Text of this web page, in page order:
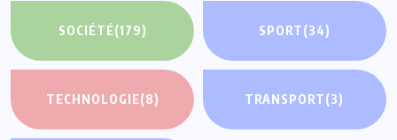
SOCIÉTÉ(179) SPORT(34)
TECHNOLOGIE(8) TRANSPORT(3)